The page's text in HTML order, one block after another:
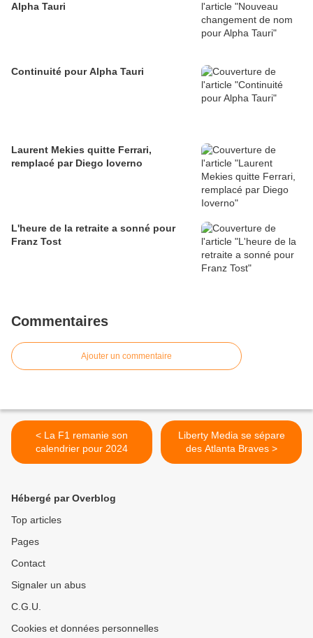
Alpha Tauri
Continuité pour Alpha Tauri
Laurent Mekies quitte Ferrari,
remplacé par Diego Ioverno
L'heure de la retraite a sonné pour
Franz Tost
Commentaires
Ajouter un commentaire
< La F1 remanie son
calendrier pour 2024
Liberty Media se sépare
des Atlanta Braves >
Hébergé par Overblog
Top articles
Pages
Contact
Signaler un abus
C.G.U.
Cookies et données personnelles